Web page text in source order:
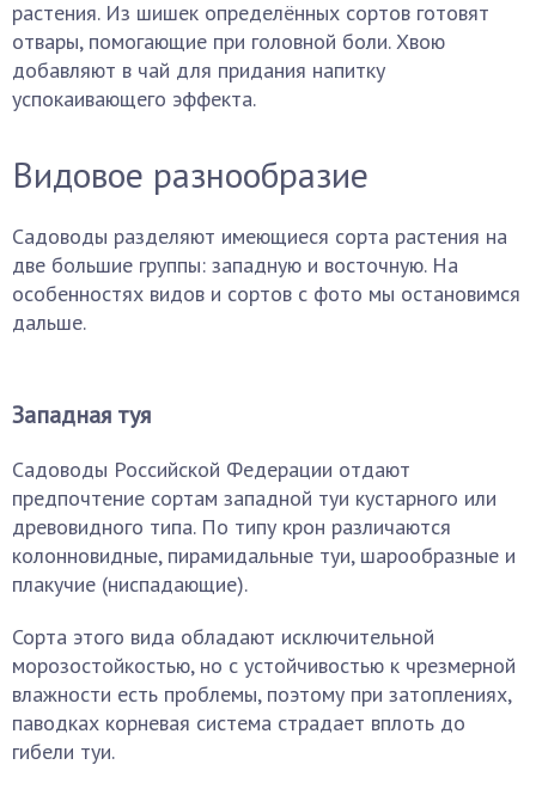
растения. Из шишек определённых сортов готовят
отвары, помогающие при головной боли. Хвою
добавляют в чай для придания напитку
успокаивающего эффекта.
Видовое разнообразие
Садоводы разделяют имеющиеся сорта растения на
две большие группы: западную и восточную. На
особенностях видов и сортов с фото мы остановимся
дальше.
Западная туя
Садоводы Российской Федерации отдают
предпочтение сортам западной туи кустарного или
древовидного типа. По типу крон различаются
колонновидные, пирамидальные туи, шарообразные и
плакучие (ниспадающие).
Сорта этого вида обладают исключительной
морозостойкостью, но с устойчивостью к чрезмерной
влажности есть проблемы, поэтому при затоплениях,
паводках корневая система страдает вплоть до
гибели туи.